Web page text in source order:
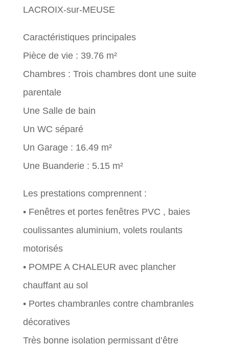
LACROIX-sur-MEUSE
Caractéristiques principales
Pièce de vie : 39.76 m²
Chambres : Trois chambres dont une suite
parentale
Une Salle de bain
Un WC séparé
Un Garage : 16.49 m²
Une Buanderie : 5.15 m²
Les prestations comprennent :
• Fenêtres et portes fenêtres PVC , baies
coulissantes aluminium, volets roulants
motorisés
• POMPE A CHALEUR avec plancher
chauffant au sol
• Portes chambranles contre chambranles
décoratives
Très bonne isolation permissant d’être